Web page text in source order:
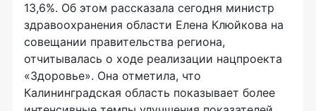
13,6%. Об этом рассказала сегодня министр
здравоохранения области Елена Клюйкова на
совещании правительства региона,
отчитывалась о ходе реализации нацпроекта
«Здоровье». Она отметила, что
Калининградская область показывает более